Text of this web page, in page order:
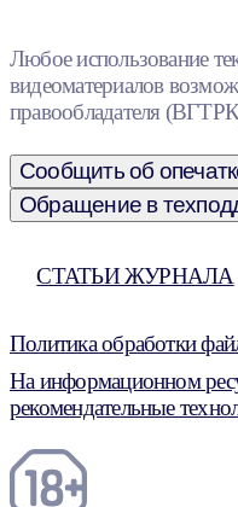
Любое использование
видеоматериалов
правообладателя
Сообщить об
Обращение в
СТАТЬИ ЖУРНАЛА
Политика обработки
На информационном
рекомендательные